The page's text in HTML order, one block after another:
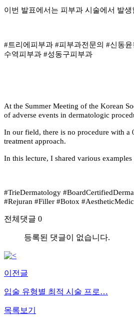
이번 발표에서는 피부과 시술에서 발
#트리에피부과 #피부과전문의 #신동
수역피부과 #성동구피부과
At the Summer Meeting of the Korean
of adverse events in dermatologic
In our field, there is no procedure with a
treatment approach.
In this lecture, I shared various
#TrieDermatology
#Rejuran #Filler #Botox
전체댓글 0
등록된 댓글이 없습니다.
이전글
입술 유형별 최적 시술 프로…
목록보기